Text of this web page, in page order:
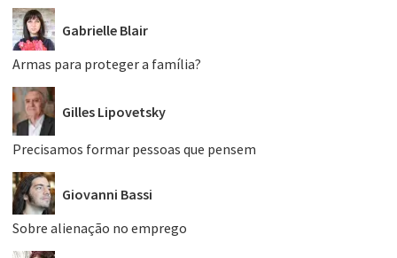
Gabrielle Blair
Armas para proteger a família?
Gilles Lipovetsky
Precisamos formar pessoas que pensem
Giovanni Bassi
Sobre alienação no emprego